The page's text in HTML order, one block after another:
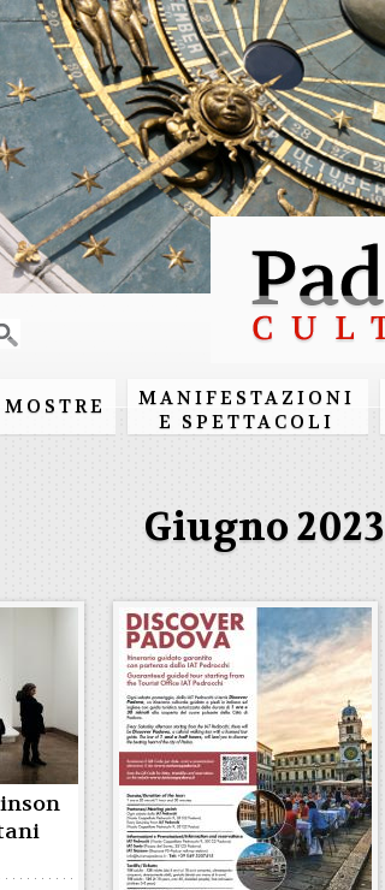
Salta al
contenuto
principale
MOSTRE
MANIFESTAZIONI
E SPETTACOLI
Giugno 2023